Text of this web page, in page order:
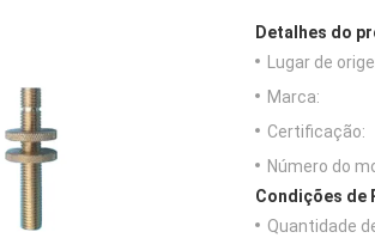
Detalhes do
Lugar de
Marca:
Certificação:
Número do
Condições de
Quantidade